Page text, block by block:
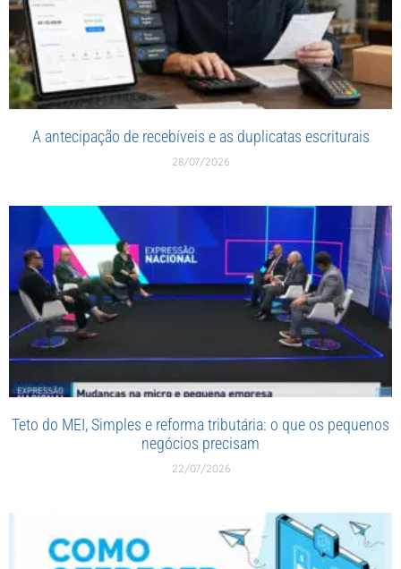
A antecipação de recebíveis e as duplicatas escriturais
28/07/2026
Teto do MEI, Simples e reforma tributária: o que os pequenos
negócios precisam
22/07/2026